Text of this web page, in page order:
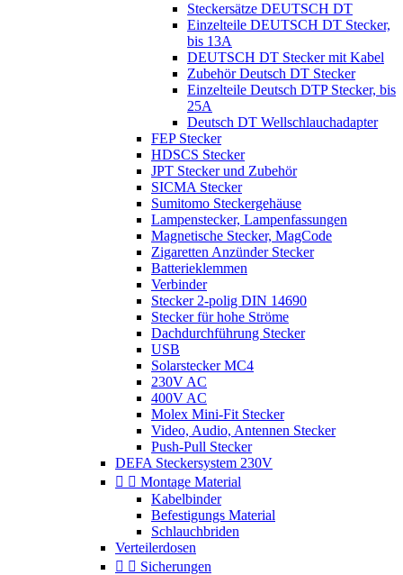
Steckersätze DEUTSCH DT
Einzelteile DEUTSCH DT Stecker,
bis 13A
DEUTSCH DT Stecker mit Kabel
Zubehör Deutsch DT Stecker
Einzelteile Deutsch DTP Stecker, bis
25A
Deutsch DT Wellschlauchadapter
FEP Stecker
HDSCS Stecker
JPT Stecker und Zubehör
SICMA Stecker
Sumitomo Steckergehäuse
Lampenstecker, Lampenfassungen
Magnetische Stecker, MagCode
Zigaretten Anzünder Stecker
Batterieklemmen
Verbinder
Stecker 2-polig DIN 14690
Stecker für hohe Ströme
Dachdurchführung Stecker
USB
Solarstecker MC4
230V AC
400V AC
Molex Mini-Fit Stecker
Video, Audio, Antennen Stecker
Push-Pull Stecker
DEFA Steckersystem 230V
  Montage Material
Kabelbinder
Befestigungs Material
Schlauchbriden
Verteilerdosen
  Sicherungen